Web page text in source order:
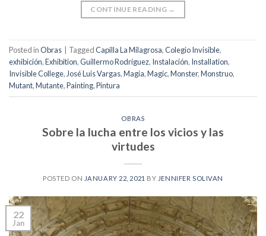
CONTINUE READING →
Posted inObras TaggedCapilla La Milagrosa,Colegio Invisible,
exhibición,Exhibition,Guillermo Rodríguez, Instalación, Installation,
Invisible College,José Luis Vargas,Magia,Magic,Monster,Monstruo,
Mutant,Mutante,Painting,Pintura
OBRAS
Sobre la lucha entre los vicios y las
virtudes
POSTED ON JANUARY 22, 2021 BY JENNIFER SOLIVAN
22
Jan